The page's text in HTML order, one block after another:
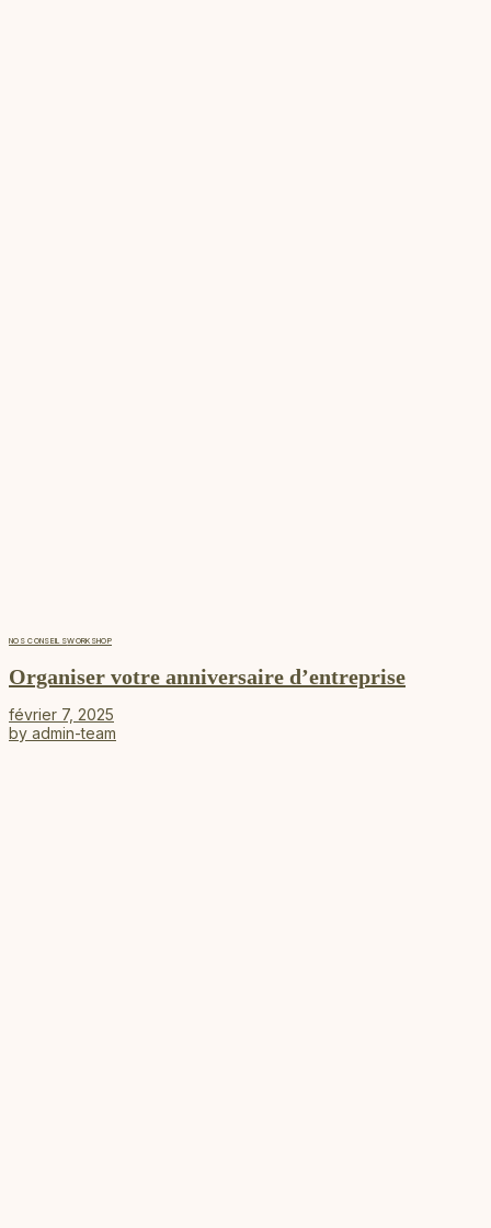
NOS CONSEILSWORKSHOP
Organiser votre anniversaire d’entreprise
février 7, 2025
by admin-team